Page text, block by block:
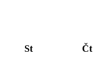
St Čt